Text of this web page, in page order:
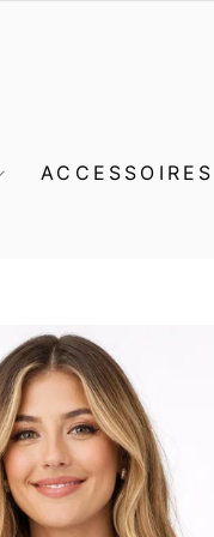
ACCESSOIRES